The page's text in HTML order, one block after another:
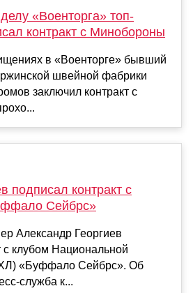
«Военторга» топ-
контракт с Минобороны
в «Военторге» бывший
швейной фабрики
заключил контракт с
подписал контракт с
Сейбрс»
Александр Георгиев
с клубом Национальной
«Буффало Сейбрс». Об
служба к...